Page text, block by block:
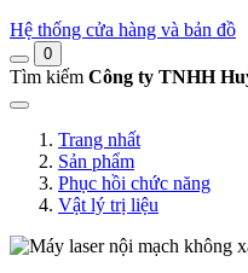
Hệ thống cửa hàng và bản đồ
0
Tìm kiếm Công ty TNHH
Trang nhất
Sản phẩm
Phục hồi chức năng
Vật lý trị liệu